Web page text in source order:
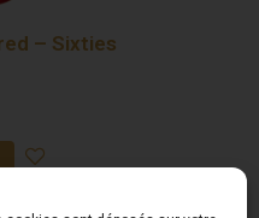
– Sixties